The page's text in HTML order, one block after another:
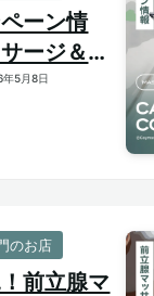
ーン情
ージ＆メ
のお得割
年5月8日
のお店
前立腺マ